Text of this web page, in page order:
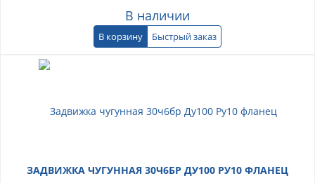
В наличии
В корзину Быстрый заказ
ЗАДВИЖКА ЧУГУННАЯ 30Ч6БР ДУ100 РУ10 ФЛАНЕЦ